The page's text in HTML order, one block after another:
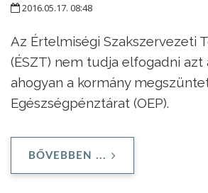
2016.05.17. 08:48
Az Értelmiségi Szakszervezeti
(ÉSZT) nem tudja elfogadni azt
ahogyan a kormány
Egészségpénztárat (OEP).
BŐVEBBEN ...